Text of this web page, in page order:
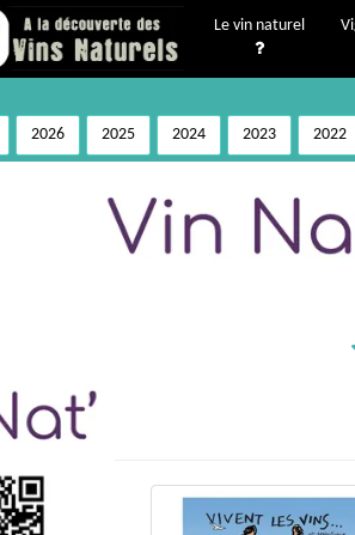
Le vin naturel
2026 2025 2024 2023 2022